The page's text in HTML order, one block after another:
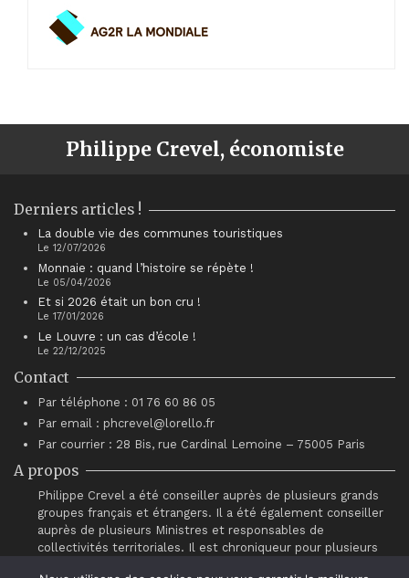
Philippe Crevel, économiste
Derniers articles !
La double vie des communes touristiques
Le 12/07/2026
Monnaie : quand l’histoire se répète !
Le 05/04/2026
Et si 2026 était un bon cru !
Le 17/01/2026
Le Louvre : un cas d’école !
Le 22/12/2025
Contact
Par téléphone : 01 76 60 86 05
Par email : phcrevel@lorello.fr
Par courrier : 28 Bis, rue Cardinal Lemoine – 75005 Paris
A propos
Philippe Crevel a été conseiller auprès de plusieurs grands
groupes français et étrangers. Il a été également conseiller
auprès de plusieurs Ministres et responsables de
collectivités territoriales. Il est chroniqueur pour plusieurs